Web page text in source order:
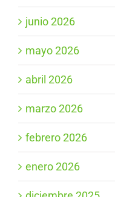
junio 2026
mayo 2026
abril 2026
marzo 2026
febrero 2026
enero 2026